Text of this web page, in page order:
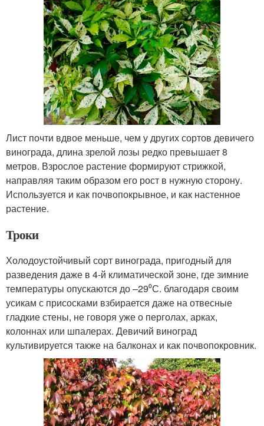
Лист почти вдвое меньше, чем у других сортов девичего
винограда, длина зрелой лозы редко превышает 8
метров. Взрослое растение формируют стрижкой,
направляя таким образом его рост в нужную сторону.
Используется и как почвопокрывное, и как настенное
растение.
Троки
Холодоустойчивый сорт винограда, пригодный для
разведения даже в 4-й климатической зоне, где зимние
температуры опускаются до –29⁰С. благодаря своим
усикам с присосками взбирается даже на отвесные
гладкие стены, не говоря уже о перголах, арках,
колоннах или шпалерах. Девичий виноград
культивируется также на балконах и как почвопокровник.